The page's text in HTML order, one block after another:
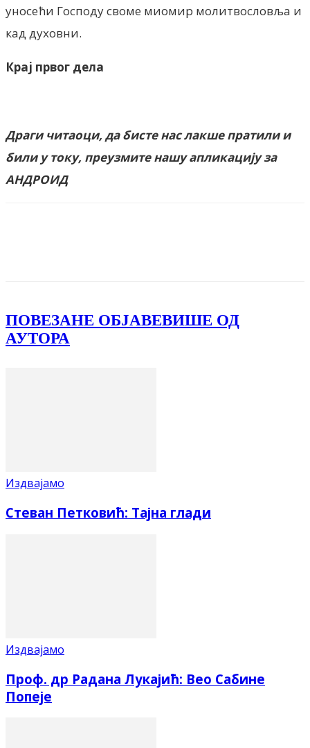
уносећи Господу своме миомир молитвословља и
кад духовни.
Крај првог дела
Драги читаоци, да бисте нас лакше пратили и
били у току, преузмите нашу апликацију за
АНДРОИД
ПОВЕЗАНЕ ОБЈАВЕВИШЕ ОД
АУТОРА
Издвајамо
Стеван Петковић: Тајна глади
Издвајамо
Проф. др Радана Лукајић: Вео Сабине
Попеје